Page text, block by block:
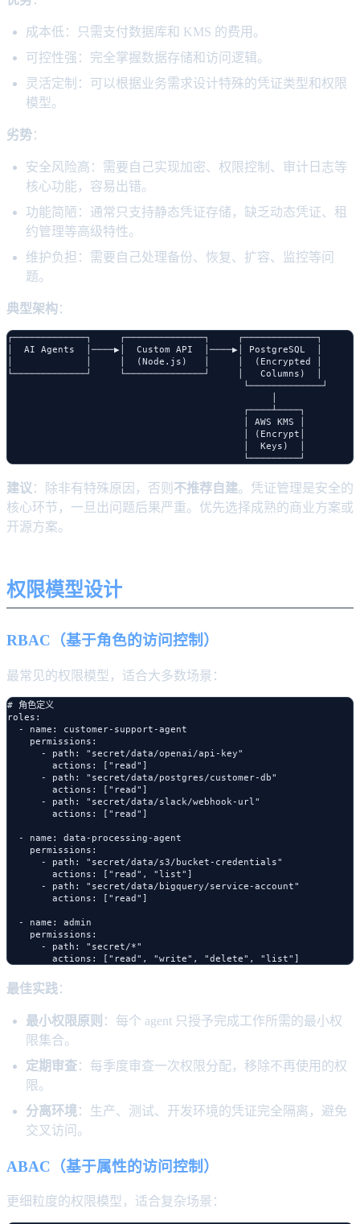
成本低：只需支付数据库和 KMS 的费用。
可控性强：完全掌握数据存储和访问逻辑。
灵活定制：可以根据业务需求设计特殊的凭证类型和权限
模型。
劣势：
安全风险高：需要自己实现加密、权限控制、审计日志等
核心功能，容易出错。
功能简陋：通常只支持静态凭证存储，缺乏动态凭证、租
约管理等高级特性。
维护负担：需要自己处理备份、恢复、扩容、监控等问
题。
典型架构：
┌─────────────┐     ┌──────────────┐     ┌─────────────┐
│  AI Agents  │────▶│  Custom API  │────▶│ PostgreSQL  │
│             │     │  (Node.js)   │     │  (Encrypted │
└─────────────┘     └──────────────┘     │   Columns)  │
                                          └─────────────┘
                                          ┌────┴────┐
                                          │ AWS KMS │
                                          │ (Encrypt│
                                          │  Keys)  │
建议 ：除非有特殊原因，否则 不推荐自建。凭证管理是安全的
核心环节，一旦出问题后果严重。优先选择成熟的商业方案或
开源方案。
权限模型设计
RBAC（基于角色的访问控制）
最常见的权限模型，适合大多数场景：
# 角色定义
roles:
  - name: customer-support-agent
    permissions:
      - path: "secret/data/openai/api-key"
        actions: ["read"]
      - path: "secret/data/postgres/customer-db"
        actions: ["read"]
      - path: "secret/data/slack/webhook-url"
        actions: ["read"]
  - name: data-processing-agent
    permissions:
      - path: "secret/data/s3/bucket-credentials"
        actions: ["read", "list"]
      - path: "secret/data/bigquery/service-account"
        actions: ["read"]
  - name: admin
    permissions:
      - path: "secret/*"
最佳实践：
最小权限原则 ：每个 agent 只授予完成工作所需的最小权
限集合。
定期审查：每季度审查一次权限分配，移除不再使用的权
限。
分离环境：生产、测试、开发环境的凭证完全隔离，避免
交叉访问。
ABAC（基于属性的访问控制）
更细粒度的权限模型，适合复杂场景：